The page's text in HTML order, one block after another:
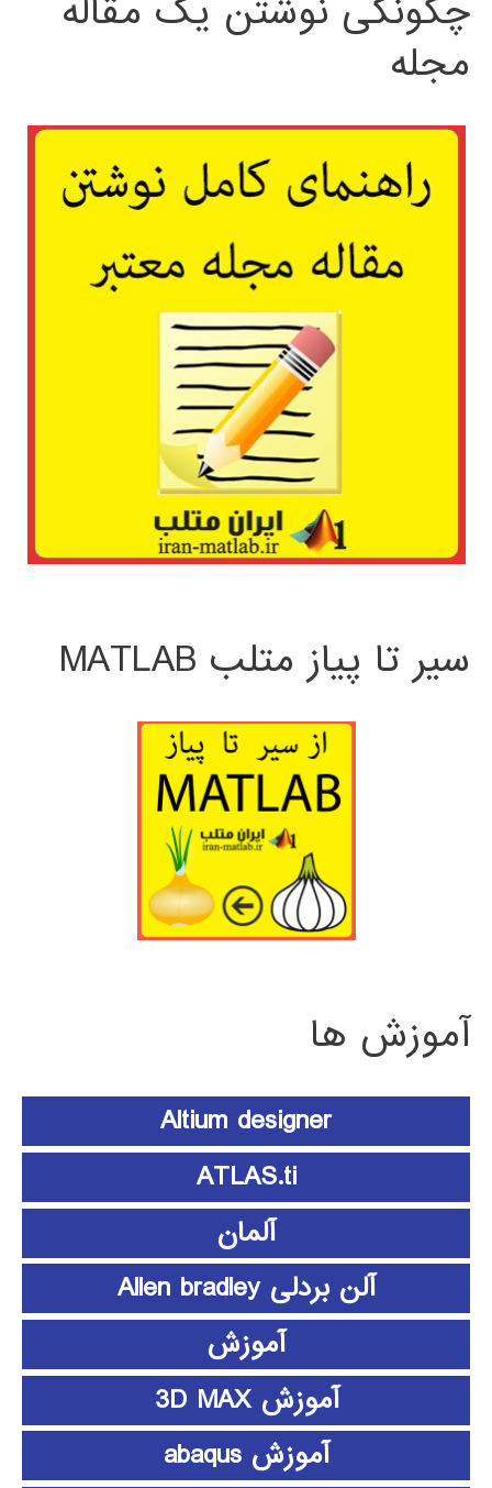
چگونگی نوشتن یک مقاله
مجله
سیر تا پیاز متلب MATLAB
آموزش ها
Altium designer
ATLAS.ti
آلمان
آلن بردلی Allen bradley
آموزش
آموزش 3D MAX
آموزش abaqus